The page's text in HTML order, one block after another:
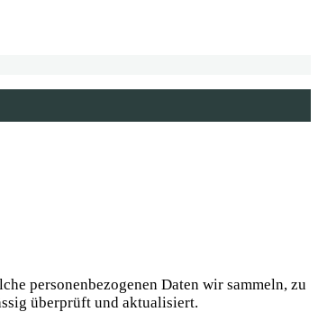
personenbezogenen Daten wir sammeln, zu
überprüft und aktualisiert.